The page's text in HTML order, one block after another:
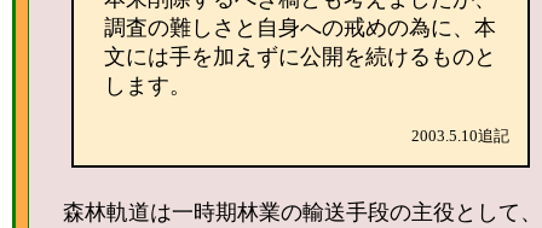
調査の難しさと自身への戒めの為に、本
文には手を加えずに公開を続けるものと
します。
2003.5.10追記
森林軌道は一時期林業の輸送手段の主役として、